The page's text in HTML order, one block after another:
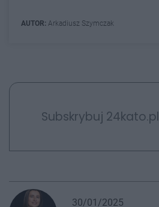
AUTOR: Arkadiusz Szymczak
Subskrybuj 24kato.pl
30/01/2025